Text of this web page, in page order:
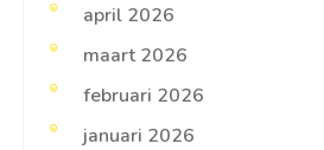
april 2026
maart 2026
februari 2026
januari 2026